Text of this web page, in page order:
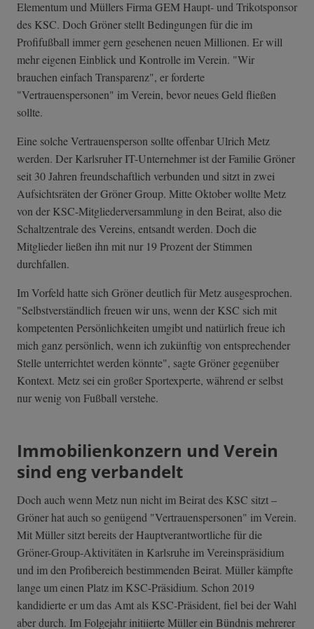
Elementum und Müllers Firma GEM Haupt- und Trikotsponsor
des KSC. Doch Gröner stellt Bedingungen für die im
Profifußball immer gern gesehenen neuen Millionen. Er will
mehr eigenen Einblick und Kontrolle im Verein. "Wir
brauchen einfach Transparenz", er forderte
"Vertrauenspersonen" im Verein, bevor neues Geld fließen
sollte.
Eine solche Vertrauensperson sollte offenbar Ulrich Metz
werden. Der Karlsruher IT-Unternehmer ist der Familie Gröner
seit 30 Jahren freundschaftlich verbunden und sitzt in zwei
Aufsichtsräten der Gröner Group. Mitte Oktober wollte Metz
von der KSC-Mitgliederversammlung in den Beirat, also die
Schaltzentrale des Vereins, entsandt werden. Doch die
Mitglieder ließen ihn mit nur 19 Prozent der Stimmen
durchfallen.
Im Vorfeld hatte sich Gröner deutlich für Metz ausgesprochen.
"Selbstverständlich freuen wir uns, wenn der KSC sich mit
kompetenten Persönlichkeiten umgibt und natürlich freue ich
mich ganz persönlich, wenn ich zukünftig von entsprechender
Stelle unterrichtet werden könnte", sagte Gröner gegenüber
Kontext. Metz sei ein großer Sportexperte, während er selbst
nur wenig von Fußball verstehe.
Immobilienkonzern und Verein
sind eng verbandelt
Doch auch wenn Metz nun nicht im Beirat des KSC sitzt –
Gröner hat auch so genügend "Vertrauenspersonen" im Verein.
Mit Müller sitzt bereits der Hauptverantwortliche für die
Gröner-Group-Aktivitäten in Karlsruhe im Vereinspräsidium
und im den Profibereich bestimmenden Beirat. Müller kämpfte
lange um einen Platz im KSC-Präsidium. Schon 2019
kandidierte er um das Amt als KSC-Präsident, fiel bei der Wahl
aber durch. Im Folgejahr initiierte Müller ein Bündnis mehrerer